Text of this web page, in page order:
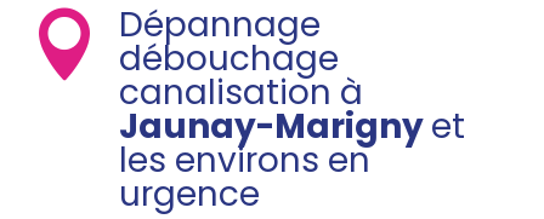
 Dépannage
débouchage
canalisation à
Jaunay-Marignyet
les environs en
urgence